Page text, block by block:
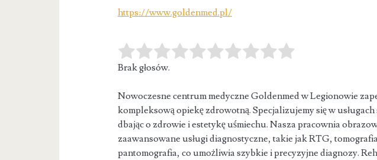
https://www.goldenmed.pl/
Brak głosów.
Nowoczesne centrum medyczne Goldenmed w Legionowie
kompleksową opiekę zdrowotną. Specjalizujemy się w
dbając o zdrowie iestetykę uśmiechu. Nasza pracownia
zaawansowane usługi diagnostyczne, takie jak RTG,
pantomografia, co umożliwia szybkie i precyzyjne diagnozy.